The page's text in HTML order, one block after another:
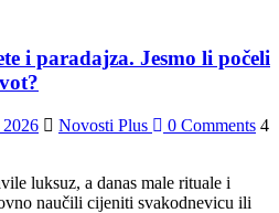
i paradajza. Jesmo li počeli
2026 Novosti Plus 0 Comments 4
luksuz, a danas male rituale i
naučili cijeniti svakodnevicu ili